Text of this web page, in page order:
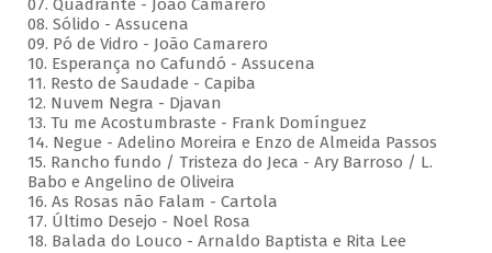
07. Quadrante - João Camarero
08. Sólido - Assucena
09. Pó de Vidro - João Camarero
10. Esperança no Cafundó - Assucena
11. Resto de Saudade - Capiba
12. Nuvem Negra - Djavan
13. Tu me Acostumbraste - Frank Domínguez
14. Negue - Adelino Moreira e Enzo de Almeida Passos
15. Rancho fundo / Tristeza do Jeca - Ary Barroso / L.
Babo e Angelino de Oliveira
16. As Rosas não Falam - Cartola
17. Último Desejo - Noel Rosa
18. Balada do Louco - Arnaldo Baptista e Rita Lee